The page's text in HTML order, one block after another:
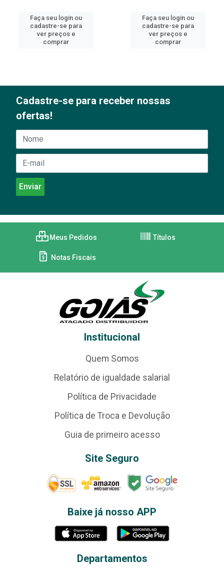
Faça seu login ou
cadastre-se para
ver preços e
comprar
Faça seu login ou
cadastre-se para
ver preços e
comprar
Cadastre-se para receber nossas
ofertas!
Meus Pedidos Títulos
Notas Fiscais
Institucional
Quem Somos
Relatório de igualdade salarial
Política de Privacidade
Política de Troca e Devolução
Guia de primeiro acesso
Site Seguro
Baixe já nosso APP
Departamentos